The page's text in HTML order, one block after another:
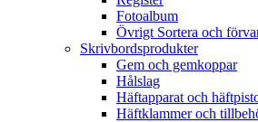
Fotoalbum
Övrigt Sortera och
Skrivbordsprodukter
Gem och gemkoppar
Hålslag
Häftapparat och
Häftklammer och